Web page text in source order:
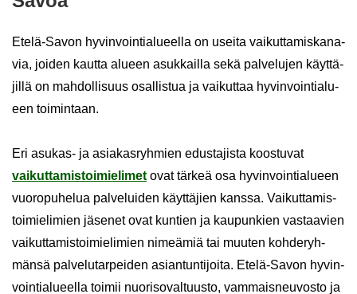
Etelä-​Savon hy­vin­voin­tia­lu­eel­la on usei­ta vai­kut­ta­mis­ka­na­
via, joi­den kaut­ta alu­een asuk­kail­la sekä pal­ve­lu­jen käyt­tä­
jil­lä on mah­dol­li­suus osal­lis­tua ja vai­kut­taa hy­vin­voin­tia­lu­
een toi­min­taan.
Eri asukas-​ ja asia­kas­ryh­mien edus­ta­jis­ta koos­tu­vat
vai­kut­ta­mis­toi­mie­li­met ovat tär­keä osa hy­vin­voin­tia­lu­een
vuo­ro­pu­he­lua pal­ve­lui­den käyt­tä­jien kans­sa. Vai­kut­ta­mis­
toi­mie­li­mien jä­se­net ovat kun­tien ja kau­pun­kien vas­taa­vien
vai­kut­ta­mis­toi­mie­li­mien ni­meä­miä tai muu­ten koh­de­ryh­
män­sä pal­ve­lu­tar­pei­den asian­tun­ti­joi­ta. Etelä-​Savon hy­vin­
voin­tia­lu­eel­la toi­mii nuo­ri­so­val­tuus­to, vam­mais­neu­vos­to ja